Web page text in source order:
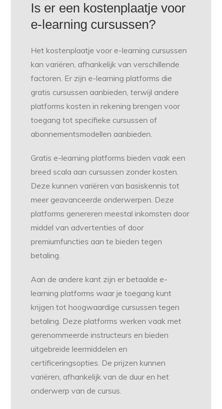
Is er een kostenplaatje voor
e-learning cursussen?
Het kostenplaatje voor e-learning cursussen
kan variëren, afhankelijk van verschillende
factoren. Er zijn e-learning platforms die
gratis cursussen aanbieden, terwijl andere
platforms kosten in rekening brengen voor
toegang tot specifieke cursussen of
abonnementsmodellen aanbieden.
Gratis e-learning platforms bieden vaak een
breed scala aan cursussen zonder kosten.
Deze kunnen variëren van basiskennis tot
meer geavanceerde onderwerpen. Deze
platforms genereren meestal inkomsten door
middel van advertenties of door
premiumfuncties aan te bieden tegen
betaling.
Aan de andere kant zijn er betaalde e-
learning platforms waar je toegang kunt
krijgen tot hoogwaardige cursussen tegen
betaling. Deze platforms werken vaak met
gerenommeerde instructeurs en bieden
uitgebreide leermiddelen en
certificeringsopties. De prijzen kunnen
variëren, afhankelijk van de duur en het
onderwerp van de cursus.